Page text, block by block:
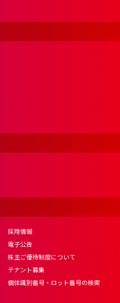
採用情報
電子公告
株主ご優待制度について
テナント募集
個体識別番号・ロット番号の検索